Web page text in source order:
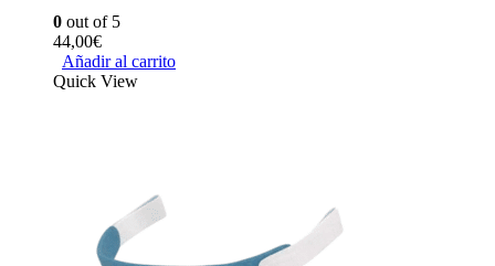
0 out of 5
44,00€
Añadir al carrito
Quick View